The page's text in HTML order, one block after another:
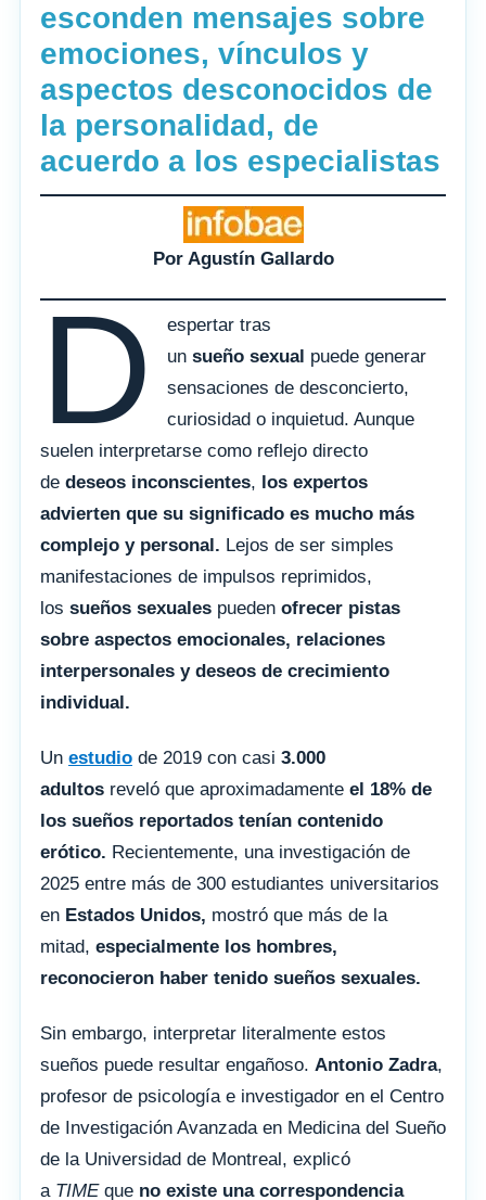
esconden mensajes sobre
emociones, vínculos y
aspectos desconocidos de
la personalidad, de
acuerdo a los especialistas
Por Agustín Gallardo
D
espertar tras
unsueño sexual puede generar
sensaciones de desconcierto,
curiosidad o inquietud. Aunque
suelen interpretarse como reflejo directo
de deseos inconscientes, los expertos
advierten que su significado es mucho más
complejo y personal. Lejos de ser simples
manifestaciones de impulsos reprimidos,
los sueños sexuales pueden ofrecer pistas
sobre aspectos emocionales, relaciones
interpersonales y deseos de crecimiento
individual.
Un estudio de 2019 con casi 3.000
adultos reveló que aproximadamente el 18% de
los sueños reportados tenían contenido
erótico. Recientemente, una investigación de
2025 entre más de 300 estudiantes universitarios
en Estados Unidos, mostró que más de la
mitad, especialmente los hombres,
reconocieron haber tenido sueños sexuales.
Sin embargo, interpretar literalmente estos
sueños puede resultar engañoso. Antonio Zadra,
profesor de psicología e investigador en el Centro
de Investigación Avanzada en Medicina del Sueño
de la Universidad de Montreal, explicó
a TIMEque no existe una correspondencia